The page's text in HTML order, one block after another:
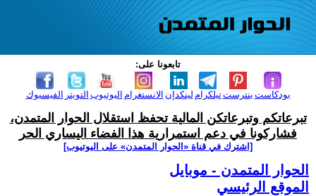
تابعونا على:
الفيسبوك التويتر اليوتيوب الانستغرام لينكدإن تيلكرامبنترست بودكاست
تبرعاتكم وتبرعاتكن المالية تحفظ استقلال الحوار المتمدن،
فشاركونا في دعم استمرارية هذا الفضاء اليساري الحر
[اشترك في قناة ‫«الحوار المتمدن» على اليوتيوب]
الحوار المتمدن - موبايل
الموقع الرئيسي